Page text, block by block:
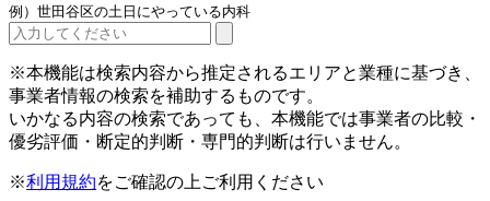
例）世田谷区の土日にやっている内科
※本機能は検索内容から推定されるエリアと業種に基づき、
事業者情報の検索を補助するものです。
いかなる内容の検索であっても、本機能では事業者の比較・
優劣評価・断定的判断・専門的判断は行いません。
※利用規約をご確認の上ご利用ください